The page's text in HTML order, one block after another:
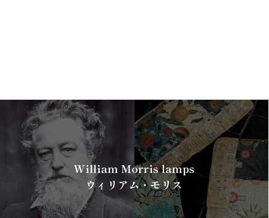
William Morris lamps
ウィリアム・モリス